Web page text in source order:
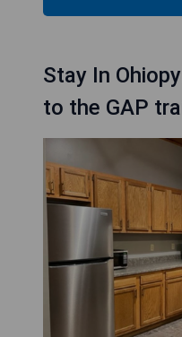
Stay In
to the GAP